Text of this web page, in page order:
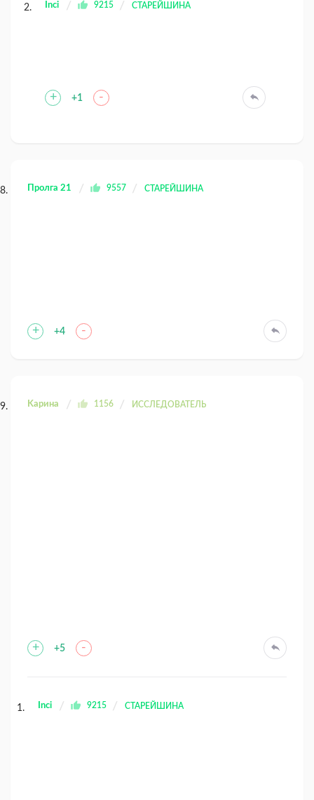
Inci 9215 СТАРЕЙШИНА
+ +1 -
Пролга 21 9557 СТАРЕЙШИНА
+ +4 -
Kaрина 1156 ИССЛЕДОВАТЕЛЬ
+ +5 -
Inci 9215 СТАРЕЙШИНА